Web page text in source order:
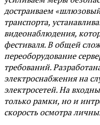
достраиваем
транспорта,
видеонаблюдения,
фестиваля. В общей
переоборудование
требований.
электроснабжения на
электросетей. На
только рамки, но и
скорость осмотра